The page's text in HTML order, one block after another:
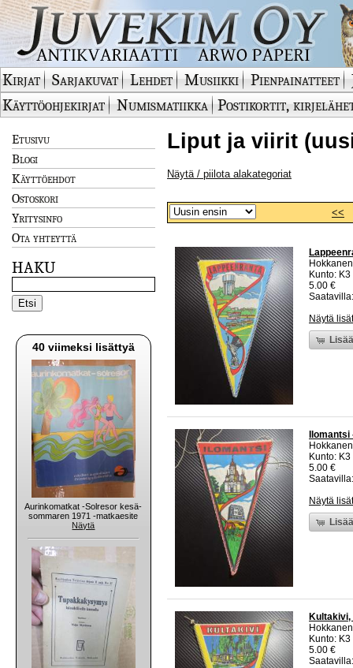
Kirjat Sarjakuvat Lehdet Musiikki Pienpainatteet
Käyttöohjekirjat
Numismatiikka Postikortit,
Etusivu
Blogi
Käyttöehdot
Ostoskori
Yritysinfo
Ota yhteyttä
HAKU
40 viimeksi lisättyä
Aurinkomatkat -Solresor kesä-
sommaren 1971 -matkaesite
Näytä
Liput ja viirit
Näytä / piilota alakategoriat
<<
Kunto:
5.00 €
Näytä
Kunto:
5.00 €
Näytä
Kunto:
5.00 €